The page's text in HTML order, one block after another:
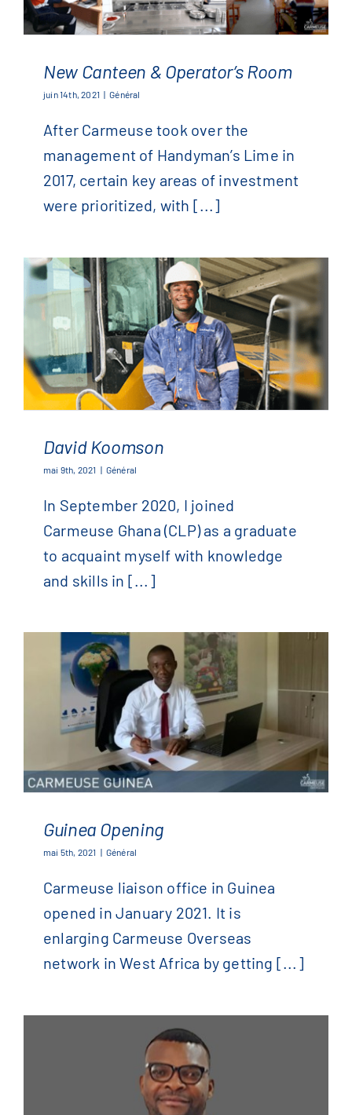
New Canteen & Operator’s Room
New Canteen & Operator’s Room
juin 14th, 2021 | Général
After Carmeuse took over the
management of Handyman’s Lime in
2017, certain key areas of investment
were prioritized, with [...]
David Koomson
David Koomson
mai 9th, 2021 | Général
In September 2020, I joined
Carmeuse Ghana (CLP) as a graduate
to acquaint myself with knowledge
and skills in [...]
Guinea Opening
Guinea Opening
mai 5th, 2021 | Général
Carmeuse liaison office in Guinea
opened in January 2021. It is
enlarging Carmeuse Overseas
network in West Africa by getting [...]